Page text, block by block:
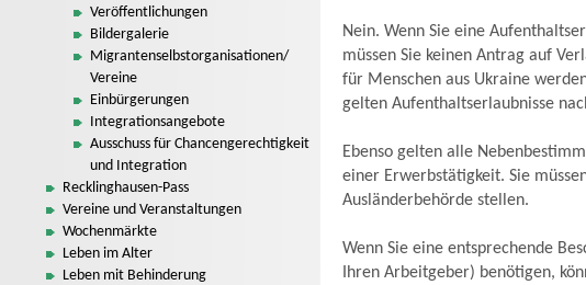
Veröffentlichungen
Bildergalerie
Migrantenselbstorganisationen/
Vereine
Einbürgerungen
Integrationsangebote
Ausschuss für Chancengerechtigkeit
und Integration
Recklinghausen-Pass
Vereine und Veranstaltungen
Wochenmärkte
Leben im Alter
Leben mit Behinderung
Nein. Wenn Sie eine
müssen Sie keinen Antrag auf
für Menschen aus Ukraine
gelten Aufenthaltserlaubnisse
Ebenso gelten alle
einer Erwerbstätigkeit. Sie
Ausländerbehörde stellen.
Wenn Sie eine entsprechende
Ihren Arbeitgeber) benötigen,